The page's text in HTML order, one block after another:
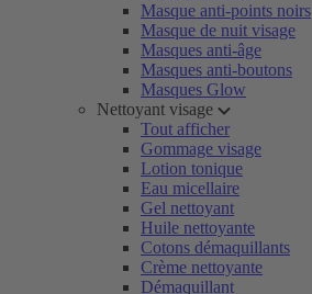
Masque anti-points noirs
Masque de nuit visage
Masques anti-âge
Masques anti-boutons
Masques Glow
Nettoyant visage
Tout afficher
Gommage visage
Lotion tonique
Eau micellaire
Gel nettoyant
Huile nettoyante
Cotons démaquillants
Crème nettoyante
Démaquillant